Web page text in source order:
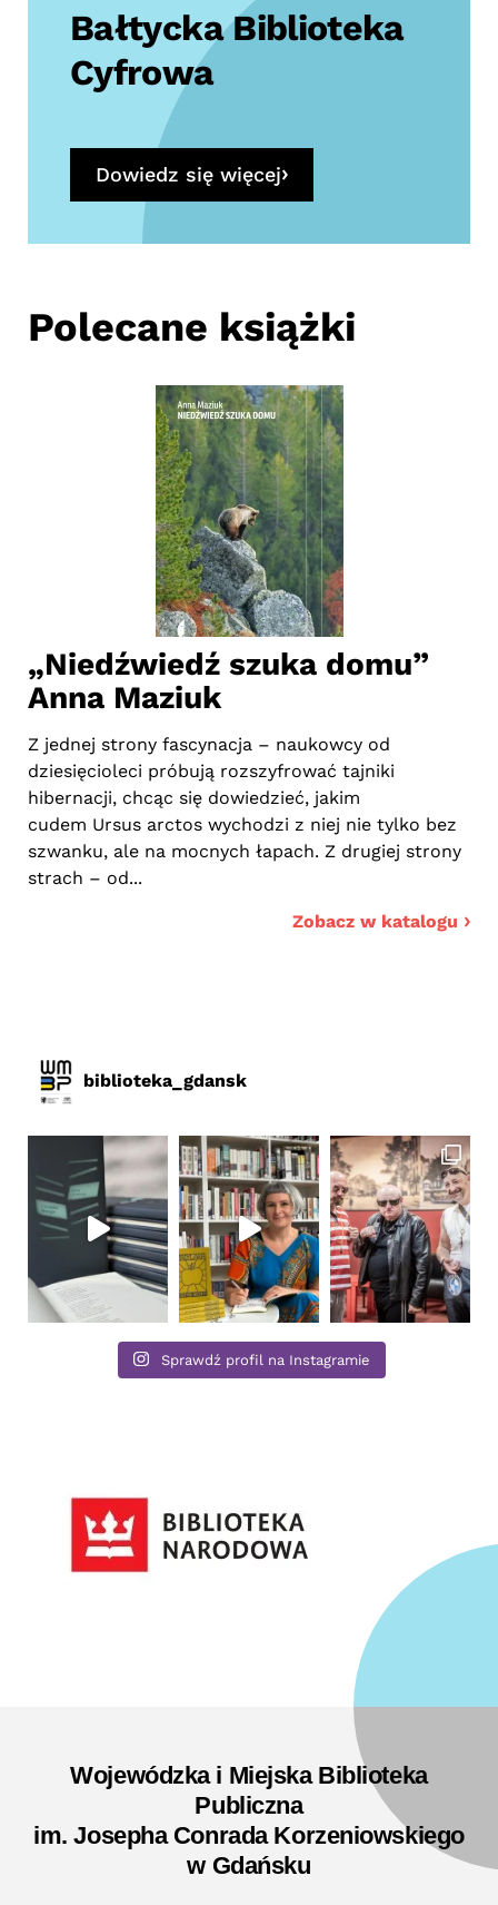
Bałtycka Biblioteka
Cyfrowa
Dowiedz się więcej
Polecane książki
„Niedźwiedź szuka domu”
Anna Maziuk
Z jednej strony fascynacja – naukowcy od
dziesięcioleci próbują rozszyfrować tajniki
hibernacji, chcąc się dowiedzieć, jakim
cudem Ursus arctos wychodzi z niej nie tylko bez
szwanku, ale na mocnych łapach. Z drugiej strony
strach – od...
Zobacz w katalogu
biblioteka_gdansk
Sprawdź profil na Instagramie
Wojewódzka i Miejska Biblioteka
Publiczna
im. Josepha Conrada Korzeniowskiego
w Gdańsku